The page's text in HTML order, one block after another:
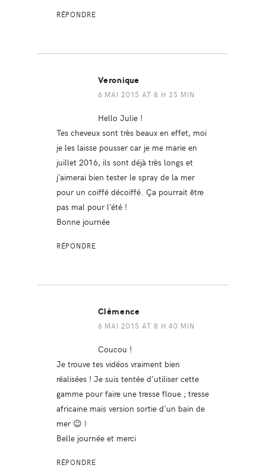
RÉPONDRE
Veronique
6 MAI 2015 AT 8 H 35 MIN
Hello Julie !
Tes cheveux sont très beaux en effet, moi
je les laisse pousser car je me marie en
juillet 2016, ils sont déjà très longs et
j’aimerai bien tester le spray de la mer
pour un coiffé décoiffé. Ça pourrait être
pas mal pour l’été !
Bonne journée
RÉPONDRE
Clémence
6 MAI 2015 AT 8 H 40 MIN
Coucou !
Je trouve tes vidéos vraiment bien
réalisées ! Je suis tentée d’utiliser cette
gamme pour faire une tresse floue ; tresse
africaine mais version sortie d’un bain de
mer 😉 )
Belle journée et merci
RÉPONDRE